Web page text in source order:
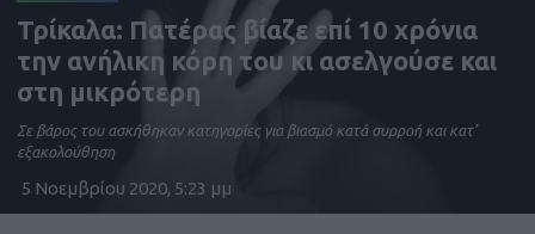
ΑΓΩΝ
Τρίκαλα: Πατέρας βίαζε επί 10 χρόνια
την ανήλικη κόρη του κι ασελγούσε και
στη μικρότερη
Σε βάρος του ασκήθηκαν κατηγορίες για βιασμό κατά συρροή και κατ’
εξακολούθηση
5 Νοεμβρίου 2020, 5:23 μμ